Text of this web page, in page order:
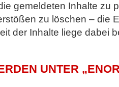
gemeldeten Inhalte zu
zu löschen – die
der Inhalte liege dabei
UNTER